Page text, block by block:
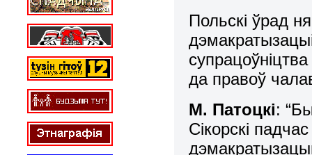
Польскі ўрад
да правоў
М. Патоцкі:
Сікорскі